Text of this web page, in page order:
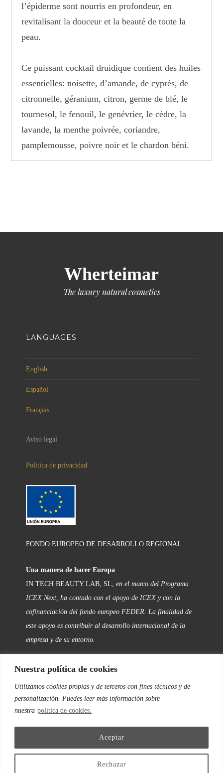
Nuestra política de cookies
Utilizamos cookies propias y de terceros con fines técnicos y de
personalización. Puedes leer más información sobre
nuestra política de cookies.
Rechazar
Aceptar
l’épiderme sont nourris en profondeur, en
revitalisant la douceur et la beauté de toute la
peau.
Ce puissant cocktail druidique contient des huiles
essentielles: noisette, d’amande, de cyprès, de
citronnelle, géranium, citron, germe de blé, le
tournesol, le fenouil, le genévrier, le cèdre, la
lavande, la menthe poivrée, coriandre,
pamplemousse, poivre noir et le chardon béni.
Wherteimar
The luxury natural cosmetics
LANGUAGES
English
Español
Français
Aviso legal
Política de privacidad
FONDO EUROPEO DE DESARROLLO REGIONAL
Una manera de hacer Europa
IN TECH BEAUTY LAB, SL, en el marco del Programa
ICEX Next, ha contado con el apoyo de ICEX y con la
cofinanciación del fondo europeo FEDER. La finalidad de
este apoyo es contribuir al desarrollo internacional de la
empresa y de su entorno.
FOLLOW US
Facebook